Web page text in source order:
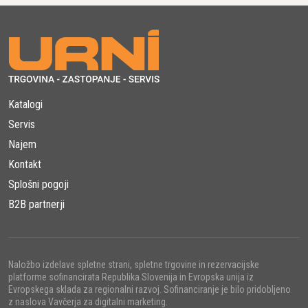
Katalogi
Servis
Najem
Kontakt
Splošni pogoji
B2B partnerji
Naložbo izdelave spletne strani, spletne trgovine in rezervacijske
platforme sofinancirata Republika Slovenija in Evropska unija iz
Evropskega sklada za regionalni razvoj. Sofinanciranje je bilo pridobljeno
z naslova Vavčerja za digitalni marketing.